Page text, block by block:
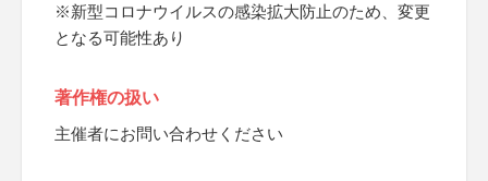
※新型コロナウイルスの感染拡大防止のため、変更
となる可能性あり
著作権の扱い
主催者にお問い合わせください